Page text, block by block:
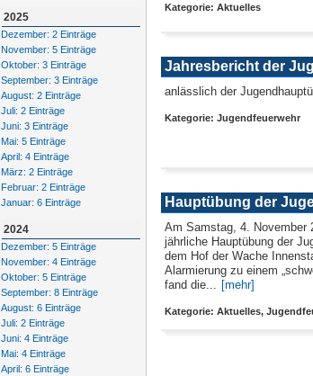
2025
Dezember: 2 Einträge
November: 5 Einträge
Oktober: 3 Einträge
September: 3 Einträge
August: 2 Einträge
Juli: 2 Einträge
Juni: 3 Einträge
Mai: 5 Einträge
April: 4 Einträge
März: 2 Einträge
Februar: 2 Einträge
Januar: 6 Einträge
2024
Dezember: 5 Einträge
November: 4 Einträge
Oktober: 5 Einträge
September: 8 Einträge
August: 6 Einträge
Juli: 2 Einträge
Juni: 4 Einträge
Mai: 4 Einträge
April: 6 Einträge
Kategorie: Aktuelles
Jahresbericht der
anlässlich der
Kategorie: Jugendfeuerwehr
Hauptübung der
Am Samstag, 4. November
jährliche Hauptübung der
dem Hof der Wache
Alarmierung zu einem
fand die... [mehr]
Kategorie: Aktuelles,